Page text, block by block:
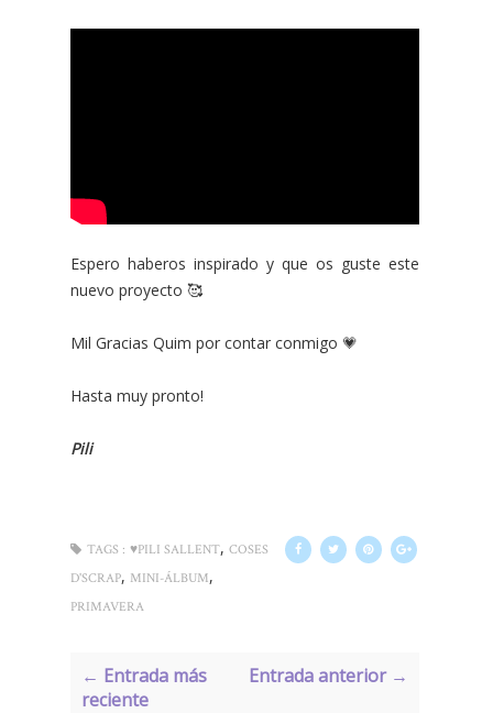
Espero haberos inspirado y que os guste este
nuevo proyecto 🥰
Mil Gracias Quim por contar conmigo 💗
Hasta muy pronto!
Pili
TAGS : ♥PILI SALLENT, COSES
D'SCRAP, MINI-ÁLBUM,
PRIMAVERA
← Entrada más
reciente
Entrada anterior →